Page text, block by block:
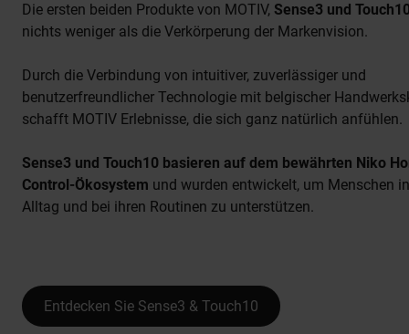
Die ersten beiden Produkte von MOTIV, Sense3 und
nichts weniger als die Verkörperung der Markenvision.
Durch die Verbindung von intuitiver, zuverlässiger und
benutzerfreundlicher Technologie mit belgischer
schafft MOTIV Erlebnisse, die sich ganz natürlich anfühlen.
Sense3 und Touch10 basieren auf dem bewährten Niko
Control-Ökosystem und wurden entwickelt, um Menschen
Alltag und bei ihren Routinen zu unterstützen.
Entdecken Sie Sense3 & Touch10